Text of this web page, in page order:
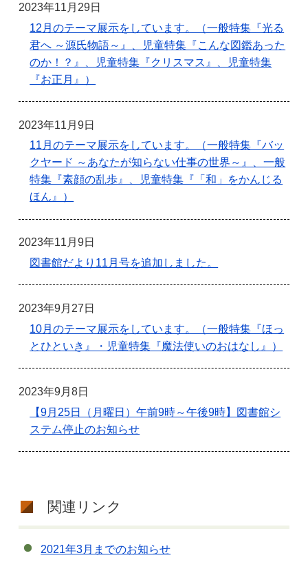
2023年11月29日
12月のテーマ展示をしています。（一般特集『光る
君へ ～源氏物語～』、児童特集『こんな図鑑あった
のか！？』、児童特集『クリスマス』、児童特集
『お正月』）
2023年11月9日
11月のテーマ展示をしています。（一般特集『バッ
クヤード ～あなたが知らない仕事の世界～』、一般
特集『素顔の乱歩』、児童特集『「和」をかんじる
ほん』）
2023年11月9日
図書館だより11月号を追加しました。
2023年9月27日
10月のテーマ展示をしています。（一般特集『ほっ
とひといき』・児童特集『魔法使いのおはなし』）
2023年9月8日
【9月25日（月曜日）午前9時～午後9時】図書館シ
ステム停止のお知らせ
関連リンク
2021年3月までのお知らせ